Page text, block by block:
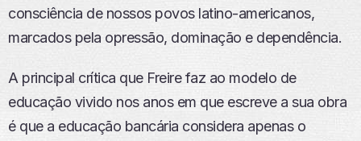
I
consciência de nossos povos latino-americanos,
marcados pela opressão, dominação e dependência.
A principal crítica que Freire faz ao modelo de
educação vivido nos anos em que escreve a sua obra
é que a educação bancária considera apenas o